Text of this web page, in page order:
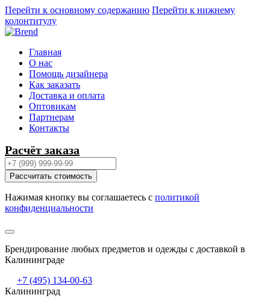
Перейти к основному содержанию Перейти к нижнему
колонтитулу
Главная
О нас
Помощь дизайнера
Как заказать
Доставка и оплата
Оптовикам
Партнерам
Контакты
Расчёт заказа
Рассчитать стоимость
Нажимая кнопку вы соглашаетесь с политикой
конфиденциальности
Брендирование любых предметов и одежды с доставкой в
Калининграде
+7 (495) 134-00-63
Калининград